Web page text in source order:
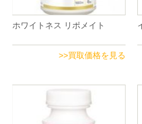
ホワイトネス リポメイト
>>買取価格を見る